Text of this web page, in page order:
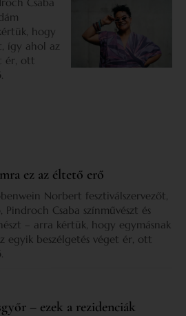
hogy
így ahol az
ér, ott
ez az éltető erő
Norbert fesztiválszervezőt,
Pindroch Csaba színművészt és
– arra kértük, hogy egymásnak
egyik beszélgetés véget ér, ott
– ezek a rezidenciák